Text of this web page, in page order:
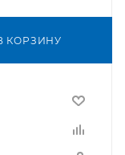
КОРЗИНУ